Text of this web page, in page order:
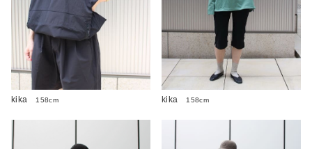
kika 158cm kika 158cm